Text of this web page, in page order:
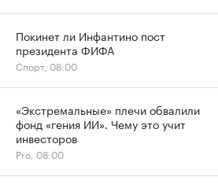
Покинет ли Инфантино пост
президента ФИФА
Спорт, 08:00
«Экстремальные» плечи обвалили
фонд «гения ИИ». Чему это учит
инвесторов
Pro, 08:00